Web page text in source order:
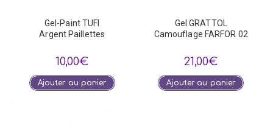
Gel-Paint TUFI
Argent Paillettes
10,00€
Ajouter au panier
Gel GRATTOL
Camouflage FARFOR 02
21,00€
Ajouter au panier